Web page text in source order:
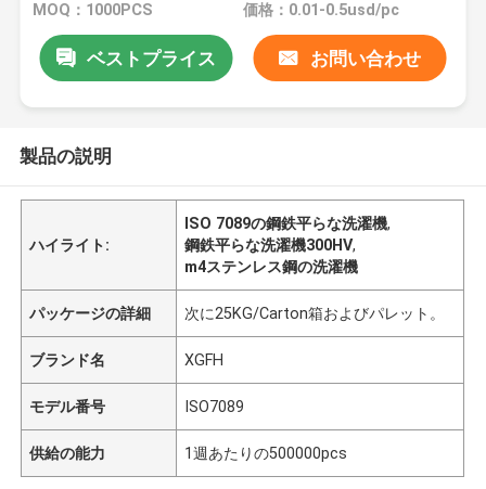
MOQ：1000PCS 価格：0.01-0.5usd/pc
ベストプライス お問い合わせ
製品の説明
ハイライト:
ISO 7089の鋼鉄平らな洗濯機,
鋼鉄平らな洗濯機300HV,
m4ステンレス鋼の洗濯機
パッケージの詳細 次に25KG/Carton箱およびパレット。
ブランド名 XGFH
モデル番号 ISO7089
供給の能力 1週あたりの500000pcs